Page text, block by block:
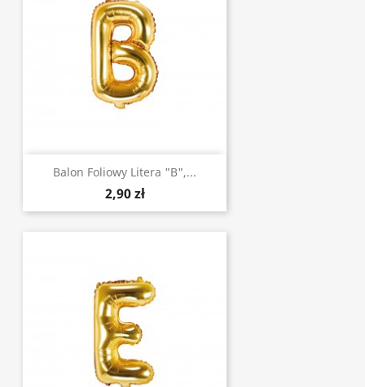
Balon Foliowy Litera "B",...
2,90 zł